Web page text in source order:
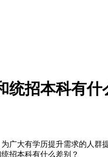
统招本科有什
广大有学历提升需求的人
招本科有什么差别？